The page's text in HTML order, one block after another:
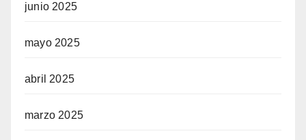
junio 2025
mayo 2025
abril 2025
marzo 2025